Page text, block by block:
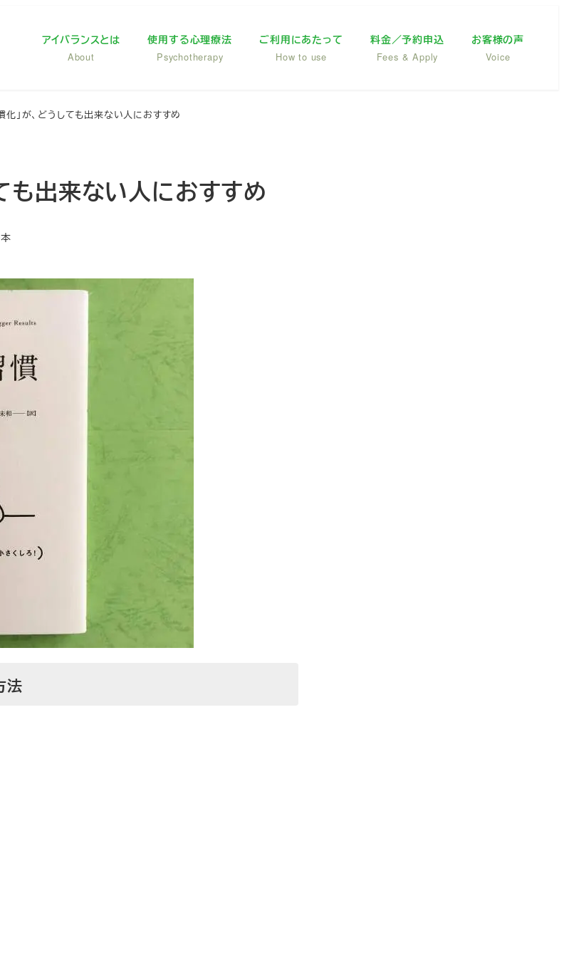
アイバランスとは
About
使用する心理療法
Psychotherapy
ご利用にあたって
How to use
料金／予約申込
Fees & Apply
お客様の声
Voice
化」が、どうしても出来ない人におすすめ
も出来ない人におすすめ
法